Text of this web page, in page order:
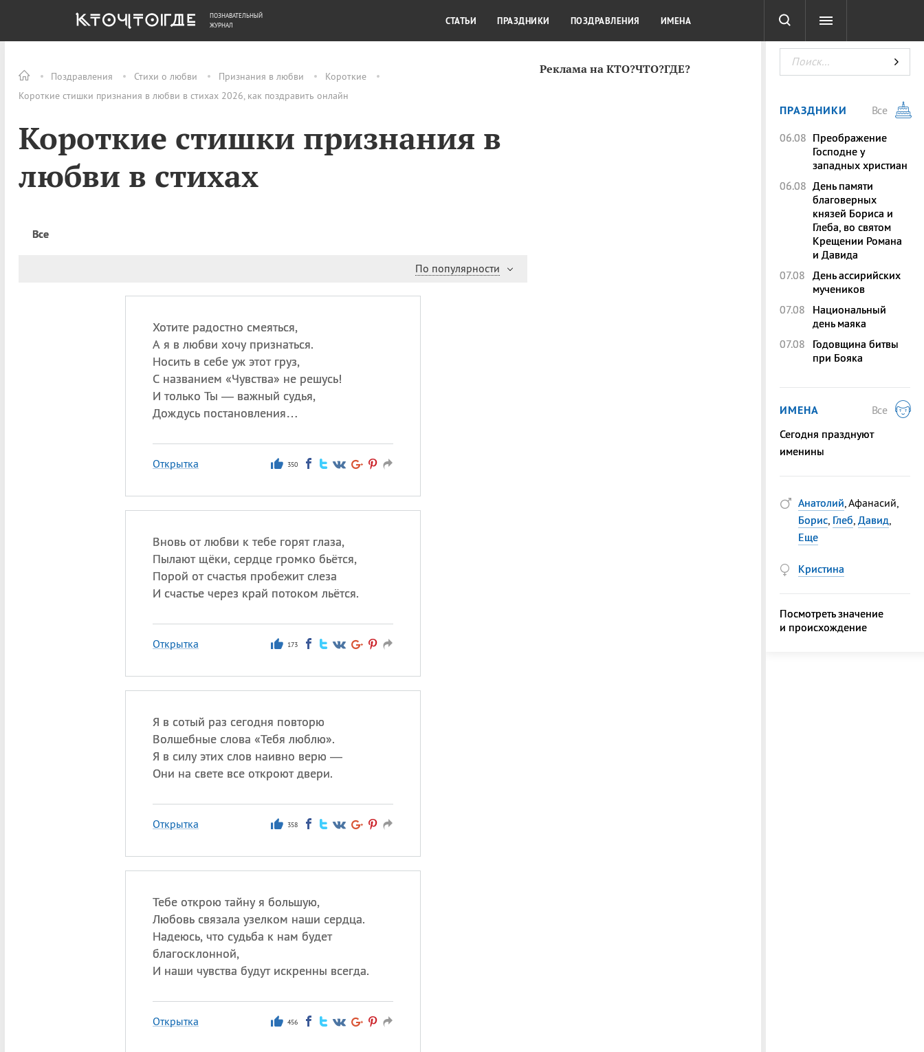
Поздравления Стихи о любви Признания в любви
Короткие
Короткие стишки признания в любви в стихах 2026, как поздравить онлайн
Короткие стишки признания в
любви в стихах
Все
По популярности
Хотите радостно смеяться,
А я в любви хочу признаться.
Носить в себе уж этот груз,
С названием «Чувства» не решусь!
И только Ты — важный судья,
Дождусь постановления…
Открытка 350
Вновь от любви к тебе горят глаза,
Пылают щёки, сердце громко бьётся,
Порой от счастья пробежит слеза
И счастье через край потоком льётся.
Открытка 173
Я в сотый раз сегодня повторю
Волшебные слова «Тебя люблю».
Я в силу этих слов наивно верю —
Они на свете все откроют двери.
Открытка 358
Тебе открою тайну я большую,
Любовь связала узелком наши сердца.
Надеюсь, что судьба к нам будет
благосклонной,
И наши чувства будут искренны всегда.
Открытка 456
Реклама на КТО?ЧТО?ГДЕ?
ОБЩЕСТВО ДЕНЬГИ КУЛЬТУРА КРАСОТА ТЕСТЫ
ПОЗНАВАТЕЛЬНЫЙ
ЖУРНАЛ
СТАТЬИ ПРАЗДНИКИ ПОЗДРАВЛЕНИЯ ИМЕНА
ПРАЗДНИКИ
Все
06.08 Преображение
Господне у
западных христиан
06.08 День памяти
благоверных
князей Бориса и
Глеба, во святом
Крещении Романа
и Давида
07.08 День ассирийских
мучеников
07.08
Национальный
день маяка
07.08
Годовщина битвы
при Бояка
ИМЕНА
Все
Сегодня празднуют
именины
Анатолий, Афанасий,
Борис, Глеб, Давид,
Еще
Кристина
Посмотреть значение
и происхождение